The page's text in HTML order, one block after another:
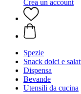
Crea un account
Spezie
Snack dolci e
Dispensa
Bevande
Utensili da cucina